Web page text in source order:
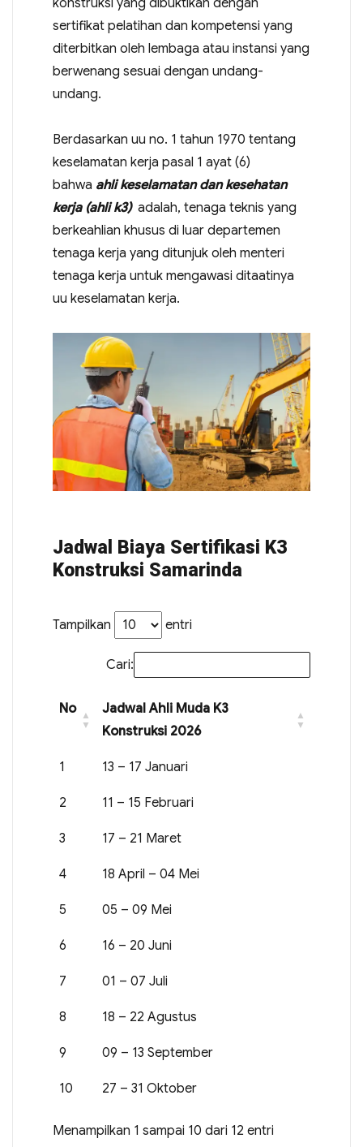
konstruksi yang dibuktikan dengan
sertifikat pelatihan dan kompetensi yang
diterbitkan oleh lembaga atau instansi yang
berwenang sesuai dengan undang-
undang.
Berdasarkan uu no. 1 tahun 1970 tentang
keselamatan kerja pasal 1 ayat (6)
bahwa ahli keselamatan dan kesehatan
kerja (ahli k3)adalah, tenaga teknis yang
berkeahlian khusus di luar departemen
tenaga kerja yang ditunjuk oleh menteri
tenaga kerja untuk mengawasi ditaatinya
uu keselamatan kerja.
Jadwal Biaya Sertifikasi K3
Konstruksi Samarinda
Tampilkan entri
Cari:
No
Jadwal Ahli Muda K3
Konstruksi 2026
1 13 – 17 Januari
2 11 – 15 Februari
3 17 – 21 Maret
4 18 April – 04 Mei
5 05 – 09 Mei
6 16 – 20 Juni
7 01 – 07 Juli
8 18 – 22 Agustus
9 09 – 13 September
10 27 – 31 Oktober
Menampilkan 1 sampai 10 dari 12 entri